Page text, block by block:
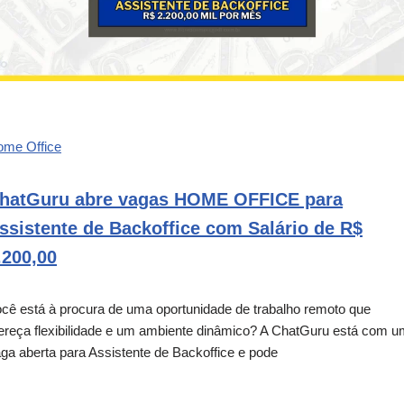
Office
abre vagas HOME OFFICE para
de Backoffice com Salário de R$
está à procura de uma oportunidade de trabalho remoto que
flexibilidade e um ambiente dinâmico? A ChatGuru está com
aberta para Assistente de Backoffice e pode